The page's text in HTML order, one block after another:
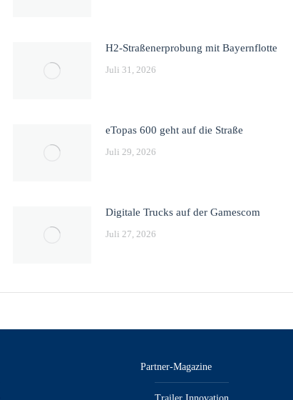
H2-Straßenerprobung mit Bayernflotte
Juli 31, 2026
eTopas 600 geht auf die Straße
Juli 29, 2026
Digitale Trucks auf der Gamescom
Juli 27, 2026
Partner-Magazine